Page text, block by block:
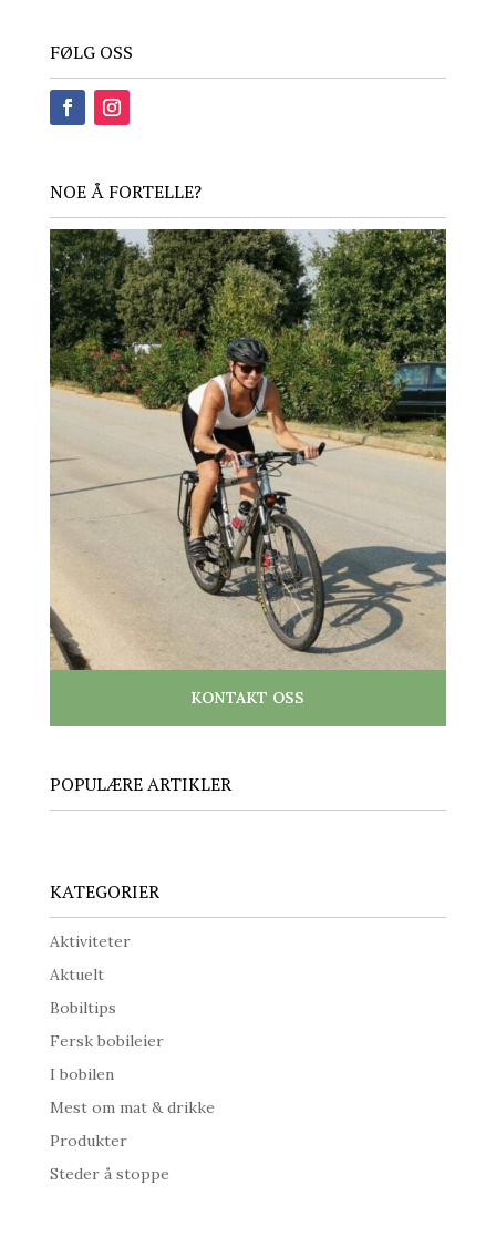
FØLG OSS
NOE Å FORTELLE?
KONTAKT OSS
POPULÆRE ARTIKLER
KATEGORIER
Aktiviteter
Aktuelt
Bobiltips
Fersk bobileier
I bobilen
Mest om mat & drikke
Produkter
Steder å stoppe